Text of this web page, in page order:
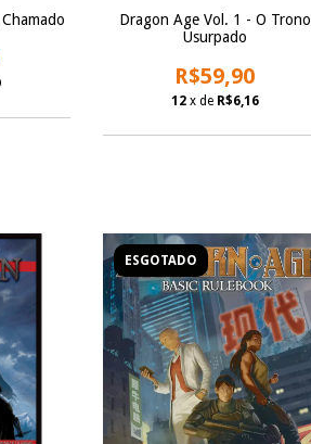
Dragon Age Vol. 1 - O Trono
Usurpado
R$59,90
12 x de R$6,16
ESGOTADO